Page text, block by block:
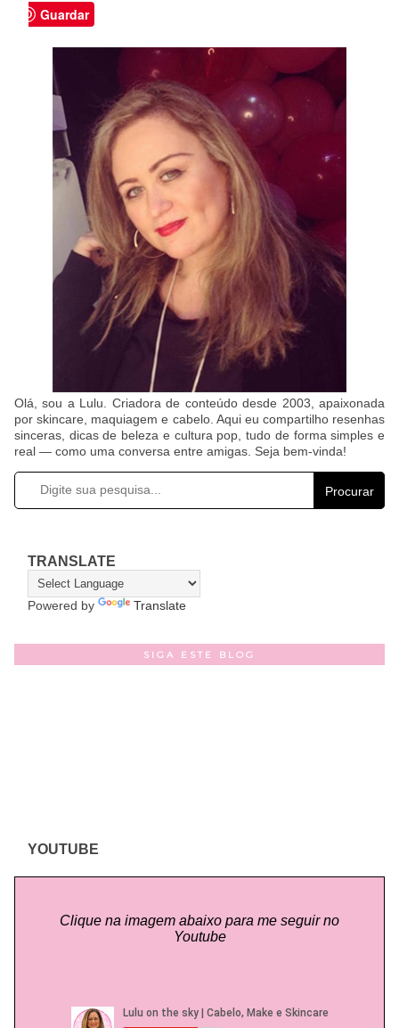
Guardar
Olá, sou a Lulu. Criadora de conteúdo desde 2003, apaixonada
por skincare, maquiagem e cabelo. Aqui eu compartilho resenhas
sinceras, dicas de beleza e cultura pop, tudo de forma simples e
real — como uma conversa entre amigas. Seja bem-vinda!
Procurar
TRANSLATE
Powered by Translate
SIGA ESTE BLOG
YOUTUBE
Clique na imagem abaixo para me seguir no
Youtube